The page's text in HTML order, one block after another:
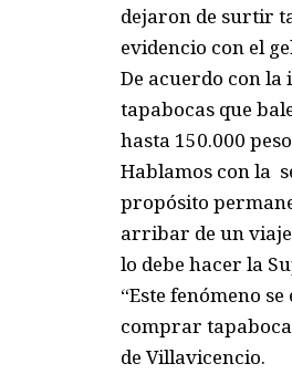
dejaron de surtir
evidencio con el
De acuerdo con
tapabocas que
hasta 150.000
Hablamos con la
propósito
arribar de un
lo debe hacer la
“Este fenómeno
comprar
de Villavicencio.